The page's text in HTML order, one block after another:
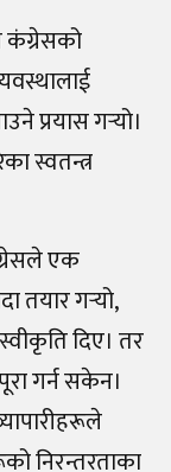
कंग्रेसको
प्रयास गर्‍यो।
स्वतन्त्र
एक
तयार गर्‍यो,
दिए। तर
गर्न सकेन।
निरन्तरताका